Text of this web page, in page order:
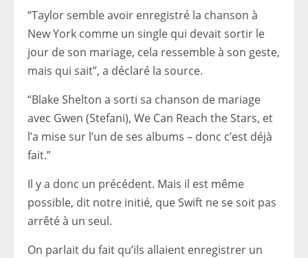
“Taylor semble avoir enregistré la chanson à
New York comme un single qui devait sortir le
jour de son mariage, cela ressemble à son geste,
mais qui sait”, a déclaré la source.
“Blake Shelton a sorti sa chanson de mariage
avec Gwen (Stefani), We Can Reach the Stars, et
l’a mise sur l’un de ses albums – donc c’est déjà
fait.”
Il y a donc un précédent. Mais il est même
possible, dit notre initié, que Swift ne se soit pas
arrêté à un seul.
On parlait du fait qu’ils allaient enregistrer un